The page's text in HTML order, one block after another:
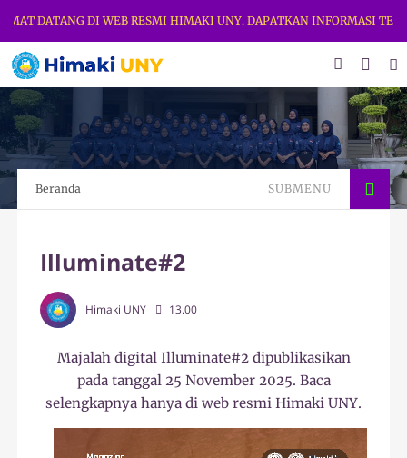
DATANG DI WEB RESMI HIMAKI UNY. DAPATKAN INFORMASI
Beranda SUBMENU
Illuminate#2
Himaki UNY 13.00
Majalah digital Illuminate#2 dipublikasikan
pada tanggal 25 November 2025. Baca
selengkapnya hanya di web resmi Himaki UNY.